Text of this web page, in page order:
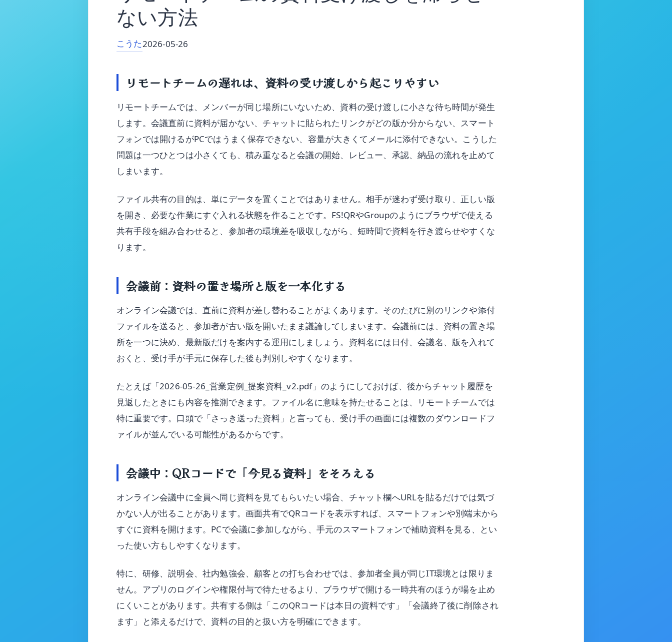
ない方法
こうた2026-05-26
リモートチームの遅れは、資料の受け渡しから起こりやすい
リモートチームでは、メンバーが同じ場所にいないため、資料の受け渡しに小さな待ち時間が発生
します。会議直前に資料が届かない、チャットに貼られたリンクがどの版か分からない、スマート
フォンでは開けるがPCではうまく保存できない、容量が大きくてメールに添付できない。こうした
問題は一つひとつは小さくても、積み重なると会議の開始、レビュー、承認、納品の流れを止めて
しまいます。
ファイル共有の目的は、単にデータを置くことではありません。相手が迷わず受け取り、正しい版
を開き、必要な作業にすぐ入れる状態を作ることです。FS!QRやGroupのようにブラウザで使える
共有手段を組み合わせると、参加者の環境差を吸収しながら、短時間で資料を行き渡らせやすくな
ります。
会議前：資料の置き場所と版を一本化する
オンライン会議では、直前に資料が差し替わることがよくあります。そのたびに別のリンクや添付
ファイルを送ると、参加者が古い版を開いたまま議論してしまいます。会議前には、資料の置き場
所を一つに決め、最新版だけを案内する運用にしましょう。資料名には日付、会議名、版を入れて
おくと、受け手が手元に保存した後も判別しやすくなります。
たとえば「2026-05-26_営業定例_提案資料_v2.pdf」のようにしておけば、後からチャット履歴を
見返したときにも内容を推測できます。ファイル名に意味を持たせることは、リモートチームでは
特に重要です。口頭で「さっき送った資料」と言っても、受け手の画面には複数のダウンロードフ
ァイルが並んでいる可能性があるからです。
会議中：QRコードで「今見る資料」をそろえる
オンライン会議中に全員へ同じ資料を見てもらいたい場合、チャット欄へURLを貼るだけでは気づ
かない人が出ることがあります。画面共有でQRコードを表示すれば、スマートフォンや別端末から
すぐに資料を開けます。PCで会議に参加しながら、手元のスマートフォンで補助資料を見る、とい
った使い方もしやすくなります。
特に、研修、説明会、社内勉強会、顧客との打ち合わせでは、参加者全員が同じIT環境とは限りま
せん。アプリのログインや権限付与で待たせるより、ブラウザで開ける一時共有のほうが場を止め
にくいことがあります。共有する側は「このQRコードは本日の資料です」「会議終了後に削除され
ます」と添えるだけで、資料の目的と扱い方を明確にできます。